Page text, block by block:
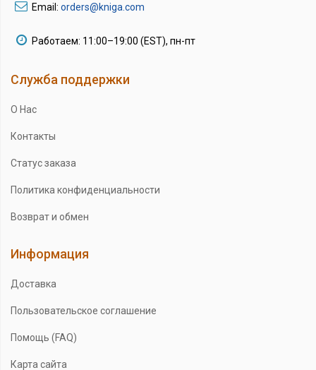
Email: orders@kniga.com
Работаем: 11:00–19:00 (EST), пн-пт
Служба поддержки
О Нас
Контакты
Статус заказа
Политика конфиденциальности
Возврат и обмен
Информация
Доставка
Пользовательское соглашение
Помощь (FAQ)
Карта сайта